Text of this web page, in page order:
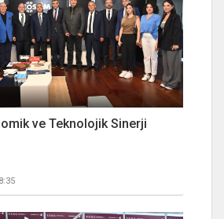
ve Teknolojik Sinerji